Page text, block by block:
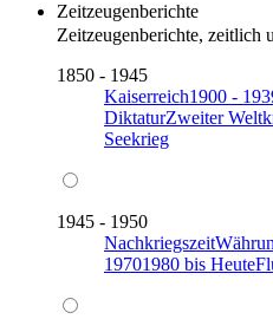
Zeitzeugenberichte
Zeitzeugenberichte, zeitlich
1850 - 1945
Kaiserreich1900 -
DiktaturZweiter
Seekrieg
1945 - 1950
Nachkriegszeit
19701980 bis Heute